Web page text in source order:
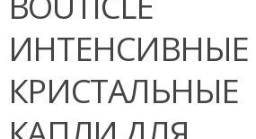
ИНТЕНСИВНЫЕ
КРИСТАЛЬНЫЕ